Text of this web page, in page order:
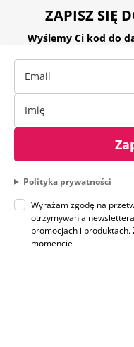
ZAPISZ SIĘ
Wyślemy Ci kod do
Polityka prywatności
Wyrażam zgodę na
otrzymywania
promocjach i
momencie